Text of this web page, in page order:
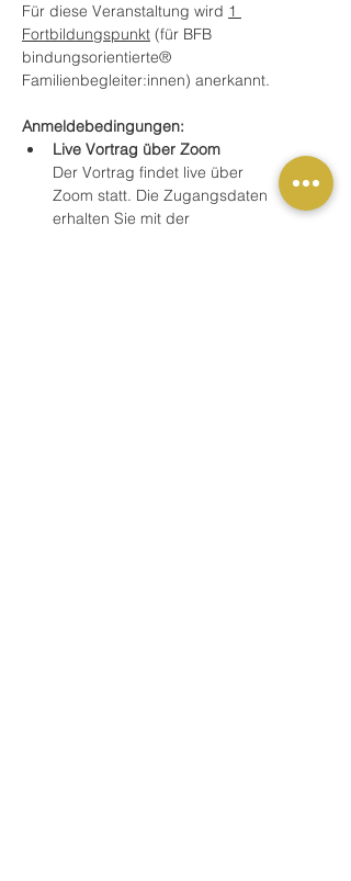
Für diese Veranstaltung wird 1
Fortbildungspunkt (für BFB
bindungsorientierte®
Familienbegleiter:innen) anerkannt.
Anmeldebedingungen:
Live Vortrag über Zoom
Der Vortrag findet live über
Zoom statt. Die Zugangsdaten
erhalten Sie mit der